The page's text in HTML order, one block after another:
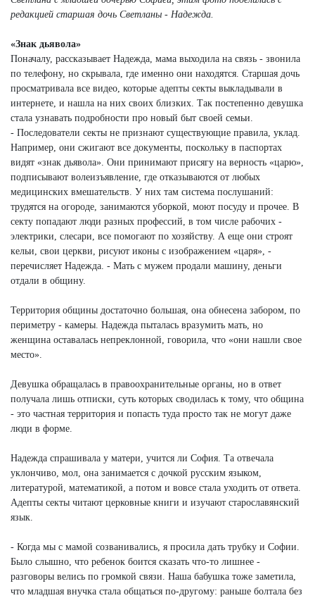
редакцией старшая дочь Светланы - Надежда.
«Знак дьявола»
Поначалу, рассказывает Надежда, мама выходила на связь - звонила
по телефону, но скрывала, где именно они находятся. Старшая дочь
просматривала все видео, которые адепты секты выкладывали в
интернете, и нашла на них своих близких. Так постепенно девушка
стала узнавать подробности про новый быт своей семьи.
- Последователи секты не признают существующие правила, уклад.
Например, они сжигают все документы, поскольку в паспортах
видят «знак дьявола». Они принимают присягу на верность «царю»,
подписывают волеизъявление, где отказываются от любых
медицинских вмешательств. У них там система послушаний:
трудятся на огороде, занимаются уборкой, моют посуду и прочее. В
секту попадают люди разных профессий, в том числе рабочих -
электрики, слесари, все помогают по хозяйству. А еще они строят
кельи, свои церкви, рисуют иконы с изображением «царя», -
перечисляет Надежда. - Мать с мужем продали машину, деньги
отдали в общину.
Территория общины достаточно большая, она обнесена забором, по
периметру - камеры. Надежда пыталась вразумить мать, но
женщина оставалась непреклонной, говорила, что «они нашли свое
место».
Девушка обращалась в правоохранительные органы, но в ответ
получала лишь отписки, суть которых сводилась к тому, что община
- это частная территория и попасть туда просто так не могут даже
люди в форме.
Надежда спрашивала у матери, учится ли София. Та отвечала
уклончиво, мол, она занимается с дочкой русским языком,
литературой, математикой, а потом и вовсе стала уходить от ответа.
Адепты секты читают церковные книги и изучают старославянский
язык.
- Когда мы с мамой созванивались, я просила дать трубку и Софии.
Было слышно, что ребенок боится сказать что-то лишнее -
разговоры велись по громкой связи. Наша бабушка тоже заметила,
что младшая внучка стала общаться по-другому: раньше болтала без